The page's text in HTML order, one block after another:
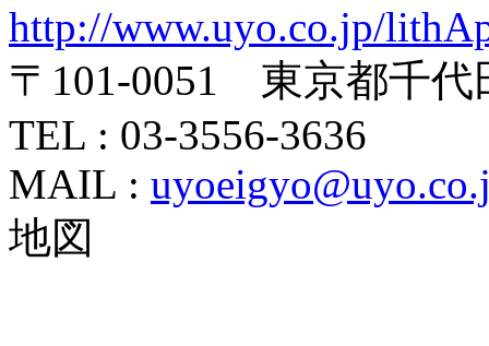
http://www.uyo.co.jp/
〒101-0051 東京都千代
TEL : 03-3556-3636
MAIL :
地図